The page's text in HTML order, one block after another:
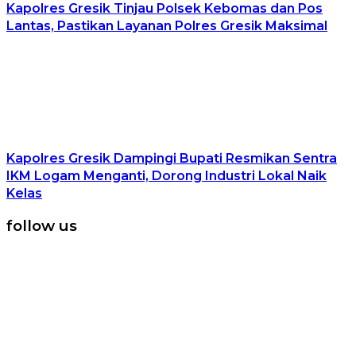
Kapolres Gresik Tinjau Polsek Kebomas dan Pos
Lantas, Pastikan Layanan Polres Gresik Maksimal
Kapolres Gresik Dampingi Bupati Resmikan Sentra
IKM Logam Menganti, Dorong Industri Lokal Naik
Kelas
follow us